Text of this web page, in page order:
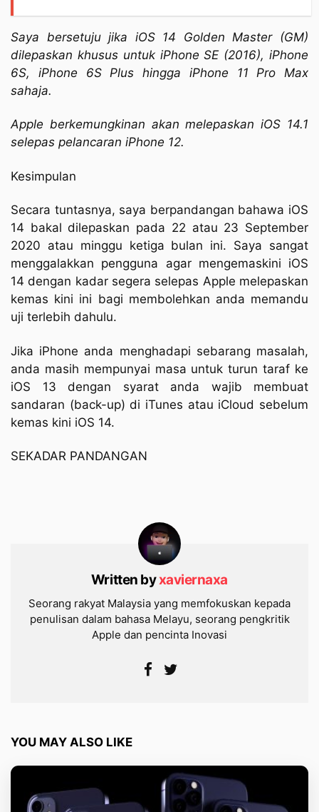
Saya bersetuju jika iOS 14 Golden Master (GM)
dilepaskan khusus untuk iPhone SE (2016), iPhone
6S, iPhone 6S Plus hingga iPhone 11 Pro Max
sahaja.
Apple berkemungkinan akan melepaskan iOS 14.1
selepas pelancaran iPhone 12.
Kesimpulan
Secara tuntasnya, saya berpandangan bahawa iOS
14 bakal dilepaskan pada 22 atau 23 September
2020 atau minggu ketiga bulan ini. Saya sangat
menggalakkan pengguna agar mengemaskini iOS
14 dengan kadar segera selepas Apple melepaskan
kemas kini ini bagi membolehkan anda memandu
uji terlebih dahulu.
Jika iPhone anda menghadapi sebarang masalah,
anda masih mempunyai masa untuk turun taraf ke
iOS 13 dengan syarat anda wajib membuat
sandaran (back-up) di iTunes atau iCloud sebelum
kemas kini iOS 14.
SEKADAR PANDANGAN
Written byxaviernaxa
Seorang rakyat Malaysia yang memfokuskan kepada
penulisan dalam bahasa Melayu, seorang pengkritik
Apple dan pencinta Inovasi
YOU MAY ALSO LIKE